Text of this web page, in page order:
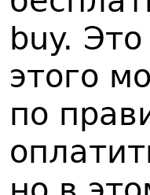
buy.
этого
по